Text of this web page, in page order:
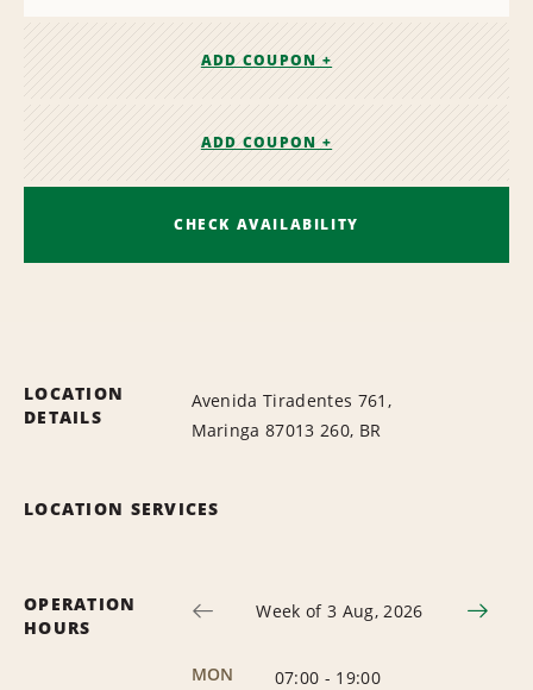
ADD COUPON +
ADD COUPON +
CHECK AVAILABILITY
LOCATION
DETAILS
Avenida Tiradentes 761,
Maringa 87013 260, BR
LOCATION SERVICES
OPERATION
HOURS
Week of 3 Aug, 2026
MON 07:00 - 19:00